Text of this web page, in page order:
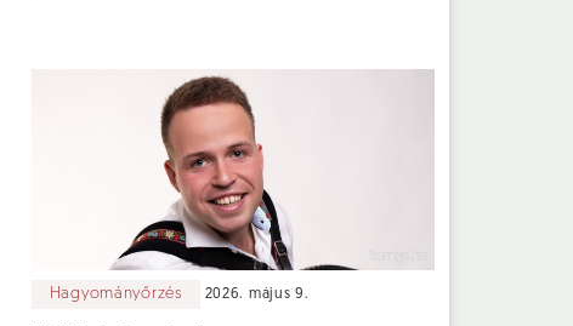
Hagyományőrzés 2026. május 9.